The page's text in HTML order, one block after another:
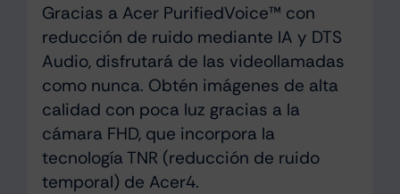
Gracias a Acer PurifiedVoice™ con
reducción de ruido mediante IA y DTS
Audio, disfrutará de las videollamadas
como nunca. Obtén imágenes de alta
calidad con poca luz gracias a la
cámara FHD, que incorpora la
tecnología TNR (reducción de ruido
temporal) de Acer4.